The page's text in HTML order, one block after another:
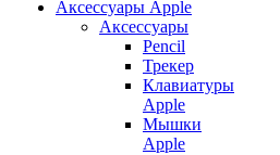
Аксессуары Apple
Аксессуары
Pencil
Трекер
Клавиатуры
Apple
Мышки
Apple